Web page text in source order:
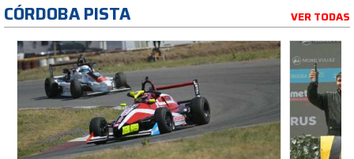
CÓRDOBA PISTA VER TODAS